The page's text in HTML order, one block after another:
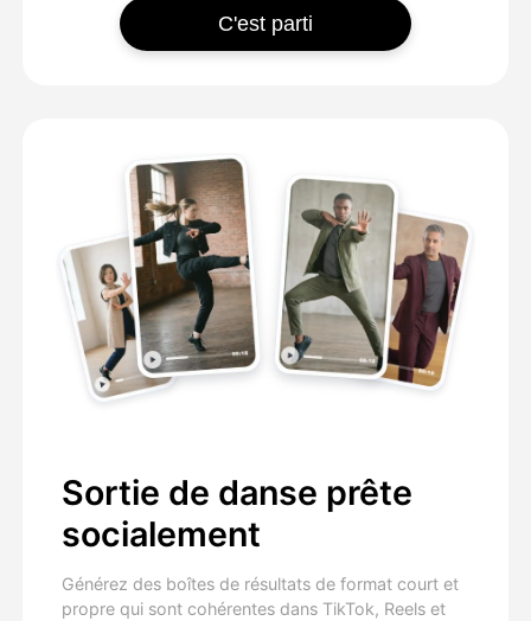
C'est parti
Sortie de danse prête
socialement
Générez des boîtes de résultats de format court et
propre qui sont cohérentes dans TikTok, Reels et